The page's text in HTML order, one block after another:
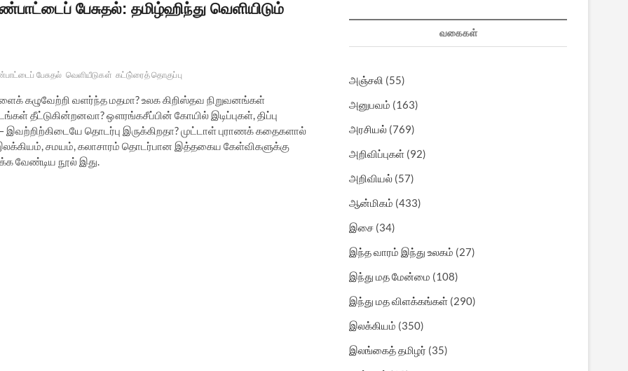
பேசுதல்: தமிழ்ஹிந்து வெளியிடும்
பேசுதல் வெளியீடுகள் கட்டு்ரைத் தொகுப்பு
கழுவேற்றி வளர்ந்த மதமா? உலக கிறிஸ்தவ நிறுவனங்கள்
தீட்டுகின்றனவா? ஔரங்கசீப்பின் கோயில் இடிப்புகள், திப்பு
இவற்றிற்கிடையே தொடர்பு இருக்கிறதா? முட்டாள் புராணக் கதைகளால்
இலக்கியம், சமயம், கலாசாரம் தொடர்பான இத்தகைய கேள்விகளுக்கு
வேண்டிய நூல் இது.
வகைகள்
அஞ்சலி (55)
அனுபவம் (163)
அரசியல் (769)
அறிவிப்புகள் (92)
அறிவியல் (57)
ஆன்மிகம் (433)
இசை (34)
இந்த வாரம் இந்து உலகம் (27)
இந்து மத மேன்மை (108)
இந்து மத விளக்கங்கள் (290)
இலக்கியம் (350)
இலங்கைத் தமிழர் (35)